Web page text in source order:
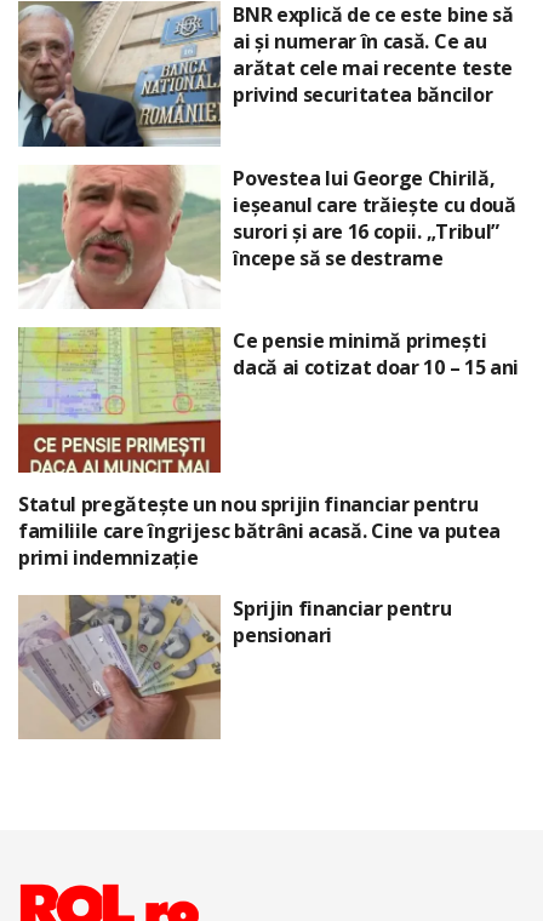
BNR explică de ce este bine să
ai și numerar în casă. Ce au
arătat cele mai recente teste
privind securitatea băncilor
Povestea lui George Chirilă,
ieșeanul care trăiește cu două
surori și are 16 copii. „Tribul”
începe să se destrame
Ce pensie minimă primești
dacă ai cotizat doar 10 – 15 ani
Statul pregătește un nou sprijin financiar pentru
familiile care îngrijesc bătrâni acasă. Cine va putea
primi indemnizație
Sprijin financiar pentru
pensionari